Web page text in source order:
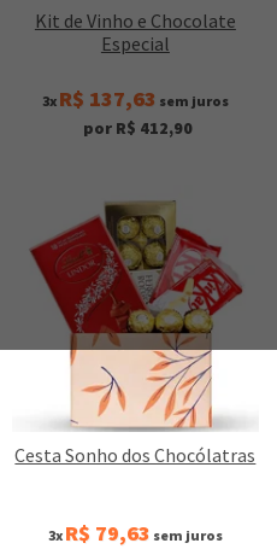
Kit de Vinho e Chocolate
Especial
3x R$ 137,63 sem juros
por R$ 412,90
Cesta Sonho dos Chocólatras
3x R$ 79,63 sem juros